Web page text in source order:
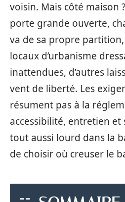
voisin. Mais côté maison
porte grande ouverte,
va de sa propre
locaux d’urbanisme
inattendues, d’autres
vent de liberté. Les
résument pas à la
accessibilité, entretien et
tout aussi lourd dans la
de choisir où creuser le